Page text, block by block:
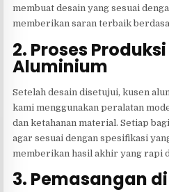
membuat desain yang sesuai
memberikan saran terbaik
2. Proses
Aluminium
Setelah desain disetujui, kusen
kami menggunakan peralatan
dan ketahanan material. Setiap
agar sesuai dengan spesifikasi
memberikan hasil akhir yang rapi
3. Pemasangan